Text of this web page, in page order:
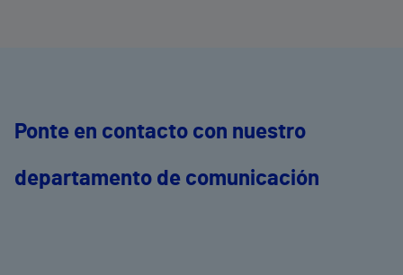
Ponte en contacto con nuestro
departamento de comunicación